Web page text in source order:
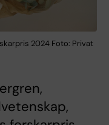
2024 Foto: Privat